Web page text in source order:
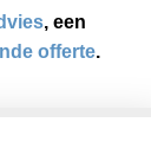
, een
offerte.